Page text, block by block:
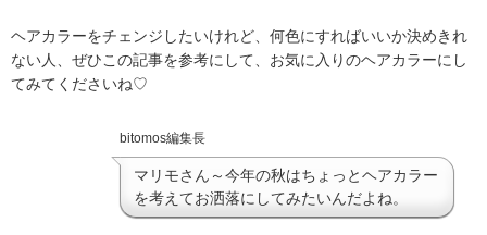
ヘアカラーをチェンジしたいけれど、何色にすればいいか決めきれ
ない人、ぜひこの記事を参考にして、お気に入りのヘアカラーにし
てみてくださいね♡
bitomos編集長
マリモさん～今年の秋はちょっとヘアカラー
を考えてお洒落にしてみたいんだよね。